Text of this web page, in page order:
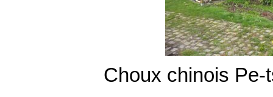
Choux chinois Pe-